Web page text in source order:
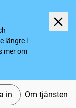
längre i
mer om
in Om tjänsten